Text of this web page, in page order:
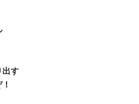
出す